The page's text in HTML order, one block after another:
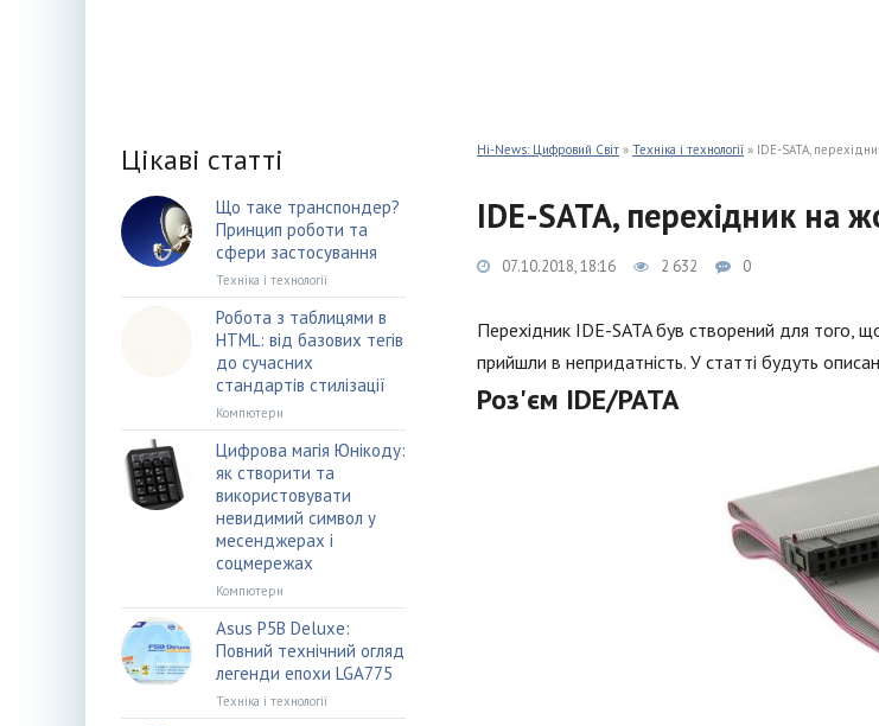
Hi-News: Цифровий Світ » Техніка і технології » IDE-SATA,
IDE-SATA, перехідник на
07.10.2018, 18:16 2 632 0
Перехідник IDE-SATA був створений для того,
прийшли в непридатність. У статті будуть
Роз'єм IDE/PATA
Цікаві статті
Що таке транспондер?
Принцип роботи та
сфери застосування
Техніка і технології
Робота з таблицями в
HTML: від базових тегів
до сучасних
стандартів стилізації
Компютери
Цифрова магія Юнікоду:
як створити та
використовувати
невидимий символ у
месенджерах і
соцмережах
Компютери
Asus P5B Deluxe:
Повний технічний огляд
легенди епохи LGA775
Техніка і технології